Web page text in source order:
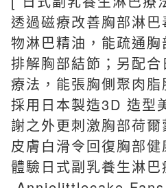
透過磁療改善胸部淋
物淋巴精油，能疏通胸
排解胸部結節；另配
療法，能張胸側聚肉脂
採用日本製造3D 造型
謝之外更刺激胸部荷爾
皮膚白滑令回復胸部
體驗日式副乳養生淋巴